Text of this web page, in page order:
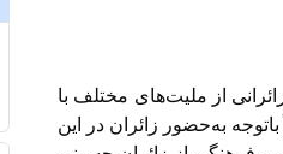
از ملیت‌های مختلف با
به‌حضور زائران در این